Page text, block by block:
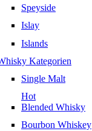
Speyside
Islay
Islands
Kategorien
Single Malt
Hot
Blended Whisky
Bourbon Whiskey